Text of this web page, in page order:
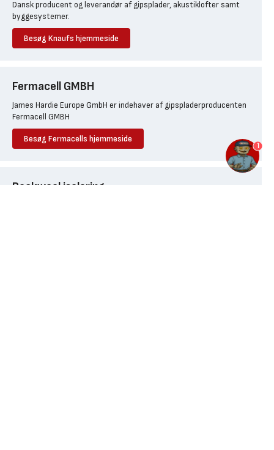
Dansk producent og leverandør af gipsplader, akustiklofter samt
byggesystemer.
Besøg Knaufs hjemmeside
Fermacell GMBH
James Hardie Europe GmbH er indehaver af gipspladerproducenten
Fermacell GMBH
Besøg Fermacells hjemmeside
Rockwool isolering
1